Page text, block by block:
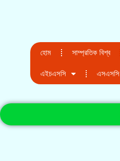
হোম সাম্প্রতিক বিশ্ব
এইচএসসি এসএসসি